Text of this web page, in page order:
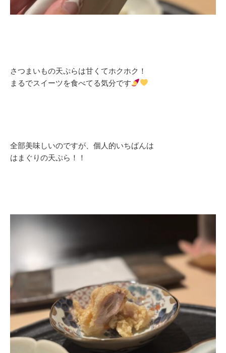
さつまいもの天ぷらは甘くてホクホク！
まるでスイーツを食べてる気分です
全部美味しいのですが、個人的いちばんは
はまぐりの天ぷら！！